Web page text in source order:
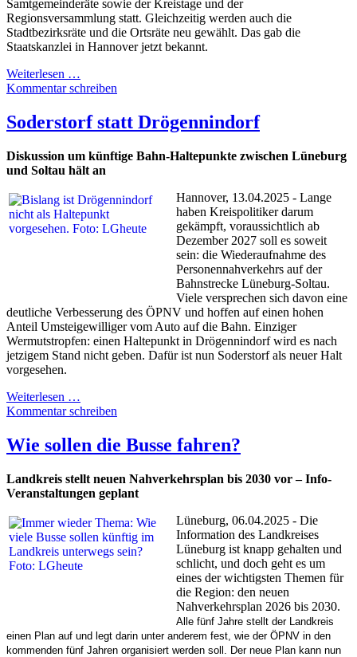
Samtgemeinderäte sowie der Kreistage und der
Regionsversammlung statt. Gleichzeitig werden auch die
Stadtbezirksräte und die Ortsräte neu gewählt. Das gab die
Staatskanzlei in Hannover jetzt bekannt.
Weiterlesen …
Kommentar schreiben
Soderstorf statt Drögennindorf
Diskussion um künftige Bahn-Haltepunkte zwischen Lüneburg
und Soltau hält an
Hannover, 13.04.2025 - Lange
haben Kreispolitiker darum
gekämpft, voraussichtlich ab
Dezember 2027 soll es soweit
sein: die Wiederaufnahme des
Personennahverkehrs auf der
Bahnstrecke Lüneburg-Soltau.
Viele versprechen sich davon eine
deutliche Verbesserung des ÖPNV und hoffen auf einen hohen
Anteil Umsteigewilliger vom Auto auf die Bahn. Einziger
Wermutstropfen: einen Haltepunkt in Drögennindorf wird es nach
jetzigem Stand nicht geben. Dafür ist nun Soderstorf als neuer Halt
vorgesehen.
Weiterlesen …
Kommentar schreiben
Wie sollen die Busse fahren?
Landkreis stellt neuen Nahverkehrsplan bis 2030 vor – Info-
Veranstaltungen geplant
Lüneburg, 06.04.2025 - Die
Information des Landkreises
Lüneburg ist knapp gehalten und
schlicht, und doch geht es um
eines der wichtigsten Themen für
die Region: den neuen
Nahverkehrsplan 2026 bis 2030.
Alle fünf Jahre stellt der Landkreis
einen Plan auf und legt darin unter anderem fest, wie der ÖPNV in den
kommenden fünf Jahren organisiert werden soll. Der neue Plan kann nun